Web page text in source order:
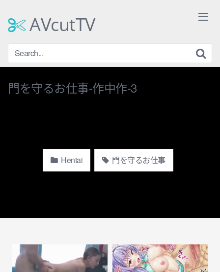
contentAVcutTV
門を守るお仕事-作中作-3
Hentai 門を守るお仕事